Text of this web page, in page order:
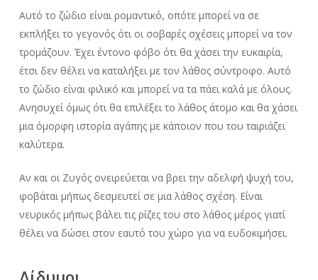
Αυτό το ζώδιο είναι ρομαντικό, οπότε μπορεί να σε
εκπλήξει το γεγονός ότι οι σοβαρές σχέσεις μπορεί να τον
τρομάζουν. Έχει έντονο φόβο ότι θα χάσει την ευκαιρία,
έτσι δεν θέλει να καταλήξει με τον λάθος σύντροφο. Αυτό
το ζώδιο είναι φιλικό και μπορεί να τα πάει καλά με όλους.
Ανησυχεί όμως ότι θα επιλέξει το λάθος άτομο και θα χάσει
μια όμορφη ιστορία αγάπης με κάποιον που του ταιριάζει
καλύτερα.
Αν και οι Ζυγός ονειρεύεται να βρει την αδελφή ψυχή του,
φοβάται μήπως δεσμευτεί σε μια λάθος σχέση. Είναι
νευρικός μήπως βάλει τις ρίζες του στο λάθος μέρος γιατί
θέλει να δώσει στον εαυτό του χώρο για να ευδοκιμήσει.